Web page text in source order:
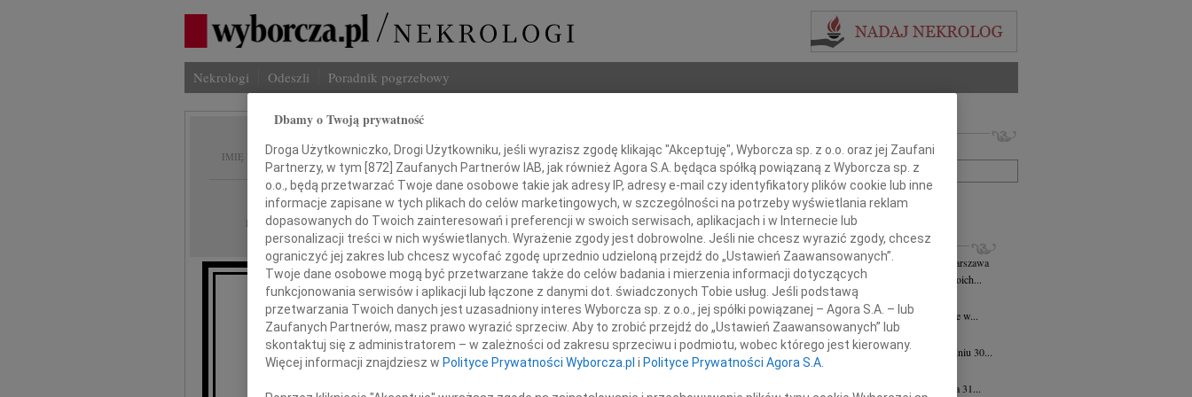
Nekrologi Odeszli Poradnik pogrzebowy
IMIĘ I NAZWISKO: Wiesław Chilimoniuk
REGION: Warszawa
DATA EMISJI: 18.09.2009
Z głębokim żalem zawiadamiamy,
że 14 września 2009 roku zmarł
ukochany Mąż i Tata
Imię i nazwisko lub numer ogłoszenia:
+ szukanie zaawansowane
INNE NEKROLOGI
Ludwik Zbigniew Staszyński
Warszawa
3 sierpnia 2026 roku zmarł w przeddzień swoich...
Iwona Justyniak 06.08.2026
Z głębokim żalem przyjęliśmy wiadomość, że w...
Zbigniew Wojdat 05.08.2026Warszawa
Z głębokim smutkiem zawiadamiamy, że w dniu 30...
Marek Pliszkiewicz
Z głębokim smutkiem zawiadamiamy, że dnia 31...
Dbamy o Twoją prywatność
Droga Użytkowniczko, Drogi Użytkowniku, jeśli wyrazisz zgodę klikając "Akceptuję", Wyborcza sp. z o.o. oraz jej Zaufani
Partnerzy, w tym [ 872 ] Zaufanych Partnerów IAB, jak również Agora S.A. będąca spółką powiązaną z Wyborcza sp. z
o.o., będą przetwarzać Twoje dane osobowe takie jak adresy IP, adresy e-mail czy identyfikatory plików cookie lub inne
informacje zapisane w tych plikach do celów marketingowych, w szczególności na potrzeby wyświetlania reklam
dopasowanych do Twoich zainteresowań i preferencji w swoich serwisach, aplikacjach i w Internecie lub
personalizacji treści w nich wyświetlanych. Wyrażenie zgody jest dobrowolne. Jeśli nie chcesz wyrazić zgody, chcesz
ograniczyć jej zakres lub chcesz wycofać zgodę uprzednio udzieloną przejdź do „Ustawień Zaawansowanych”.
Twoje dane osobowe mogą być przetwarzane także do celów badania i mierzenia informacji dotyczących
funkcjonowania serwisów i aplikacji lub łączone z danymi dot. świadczonych Tobie usług. Jeśli podstawą
przetwarzania Twoich danych jest uzasadniony interes Wyborcza sp. z o.o., jej spółki powiązanej – Agora S.A. – lub
Zaufanych Partnerów, masz prawo wyrazić sprzeciw. Aby to zrobić przejdź do „Ustawień Zaawansowanych” lub
skontaktuj się z administratorem – w zależności od zakresu sprzeciwu i podmiotu, wobec którego jest kierowany.
Więcej informacji znajdziesz w Polityce Prywatności Wyborcza.pl i Polityce Prywatności Agora S.A.